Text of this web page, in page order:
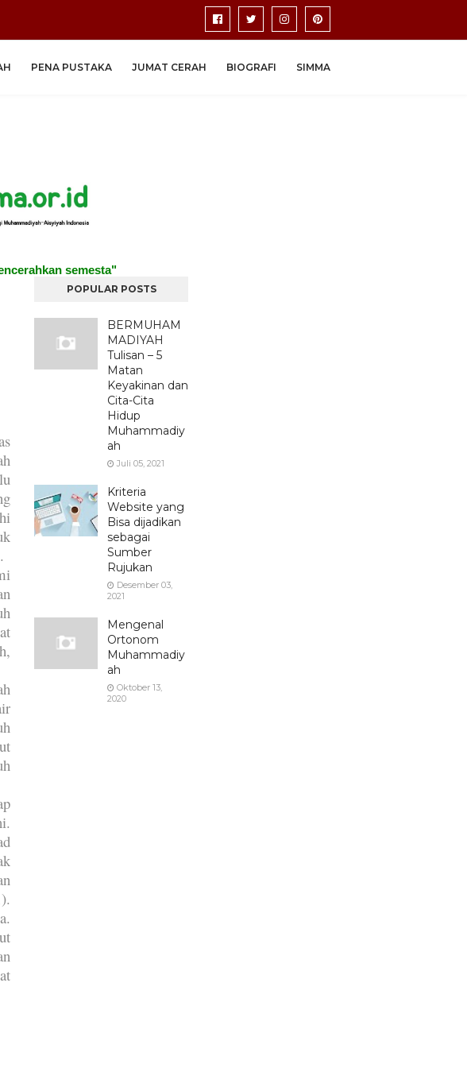
PENA PUSTAKA JUMAT CERAH BIOGRAFI SIMMA
semesta"
POPULAR POSTS
BERMUHAM
MADIYAH
Tulisan – 5
Matan
Keyakinan dan
Cita-Cita
Hidup
Muhammadiy
ah
Juli 05, 2021
Kriteria
Website yang
Bisa dijadikan
sebagai
Sumber
Rujukan
Desember 03,
2021
Mengenal
Ortonom
Muhammadiy
ah
Oktober 13,
2020